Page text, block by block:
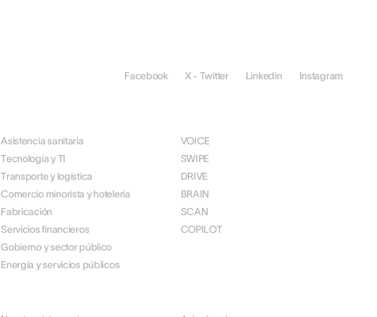
Facebook X - Twitter Linkedin Instagram
Asistencia sanitaria
Tecnología y TI
Transporte y logística
Comercio minorista y hotelería
Fabricación
Servicios financieros
Gobierno y sector público
Energía y servicios públicos
VOICE
SWIPE
DRIVE
BRAIN
SCAN
COPILOT